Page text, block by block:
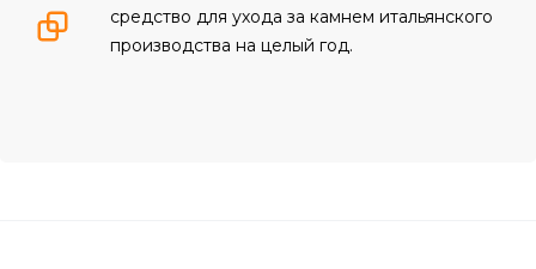
средство для ухода за камнем итальянского
производства на целый год.